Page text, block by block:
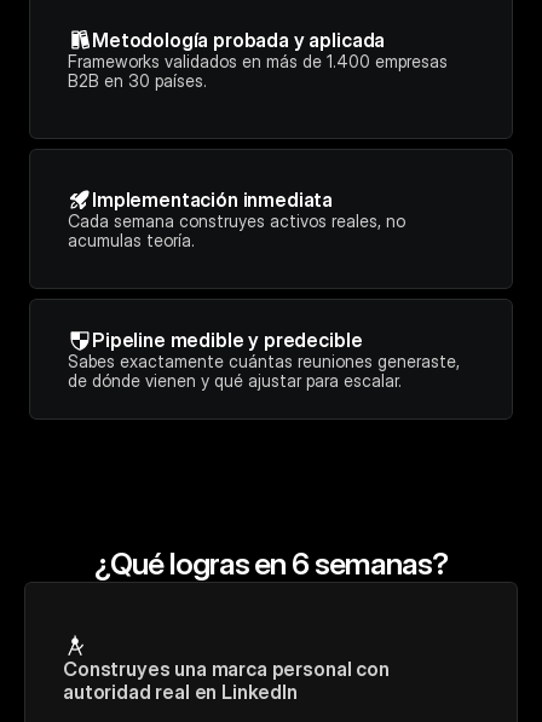
Metodología probada y aplicada
Frameworks validados en más de 1.400 empresas
B2B en 30 países.
Implementación inmediata
Cada semana construyes activos reales, no
acumulas teoría.
Pipeline medible y predecible
Sabes exactamente cuántas reuniones generaste,
de dónde vienen y qué ajustar para escalar.
¿Qué logras en 6 semanas?
Construyes una marca personal con
autoridad real en LinkedIn